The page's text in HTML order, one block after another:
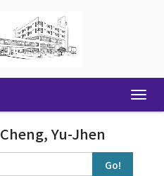
Cheng, Yu-Jhen